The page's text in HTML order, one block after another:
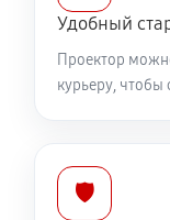
Удобный
Проектор
курьеру, чтобы
🛡️